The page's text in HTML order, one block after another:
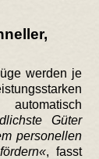
werden je
Güter
personellen
, fasst